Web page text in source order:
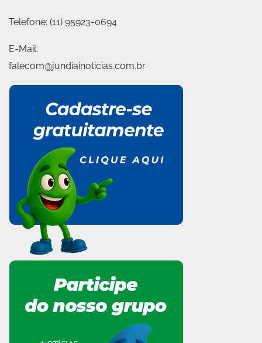
Telefone: (11) 95923-0694
E-Mail:
falecom@jundiainoticias.com.br